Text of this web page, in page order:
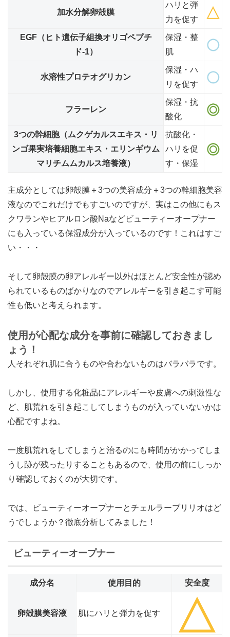
加水分解卵殻膜
ハリと弾
力を促す
EGF（ヒト遺伝子組換オリゴペプチ
ド-1）
保湿・整
肌
水溶性プロテオグリカン
保湿・ハ
リを促す
フラーレン
保湿・抗
酸化
3つの幹細胞（ムクゲカルスエキス・リ
ンゴ果実培養細胞エキス・エリンギウム
マリチムムカルス培養液）
抗酸化・
ハリを促
す・保湿
主成分としては卵殻膜＋3つの美容成分＋3つの幹細胞美容
液なのでこれだけでもすごいのですが、実はこの他にもス
クワランやヒアルロン酸Naなどビューティーオープナー
にも入っている保湿成分が入っているのです！これはすご
い・・・
そして卵殻膜の卵アレルギー以外はほとんど安全性が認め
られているものばかりなのでアレルギーを引き起こす可能
性も低いと考えられます。
使用が心配な成分を事前に確認しておきまし
ょう！
人それぞれ肌に合うものや合わないものはバラバラです。
しかし、使用する化粧品にアレルギーや皮膚への刺激性な
ど、肌荒れを引き起こしてしまうものが入っていないかは
心配ですよね。
一度肌荒れをしてしまうと治るのにも時間がかかってしま
うし跡が残ったりすることもあるので、使用の前にしっか
り確認しておくのが大切です。
では、ビューティーオープナーとチェルラーブリリオはど
うでしょうか？徹底分析してみました！
ビューティーオープナー
成分名 使用目的 安全度
卵殻膜美容液 肌にハリと弾力を促す